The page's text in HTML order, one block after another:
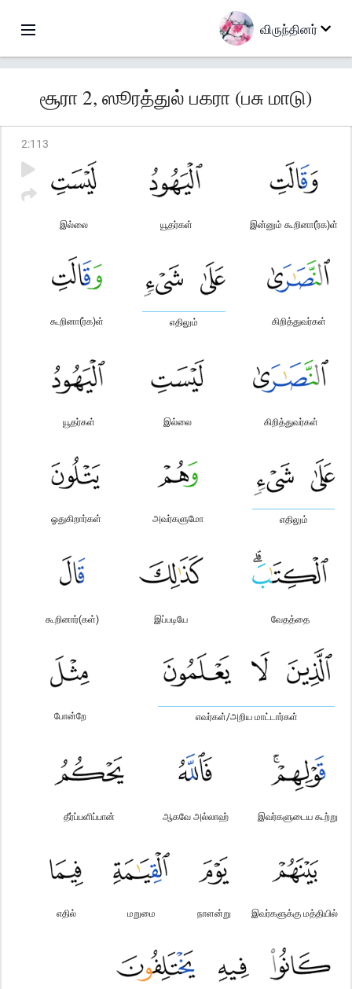
விருந்தினர்
சூரா 2, ஸூரத்துல் பகரா (பசு மாடு)
2:113
இன்னும் கூறினா(ர்க)ள்
யூதர்கள்
இல்லை
கிறித்துவர்கள்
எதிலும்
கூறினா(ர்க)ள்
கிறித்துவர்கள்
இல்லை
யூதர்கள்
எதிலும்
அவர்களுமோ
ஓதுகிறார்கள்
வேதத்தை
இப்படியே
கூறினார்(கள்)
எவர்கள்/அறிய மாட்டார்கள்
போன்றே
இவர்களுடைய கூற்று
ஆகவே அல்லாஹ்
தீர்ப்பளிப்பான்
இவர்களுக்கு மத்தியில்
நாளன்று
மறுமை
எதில்